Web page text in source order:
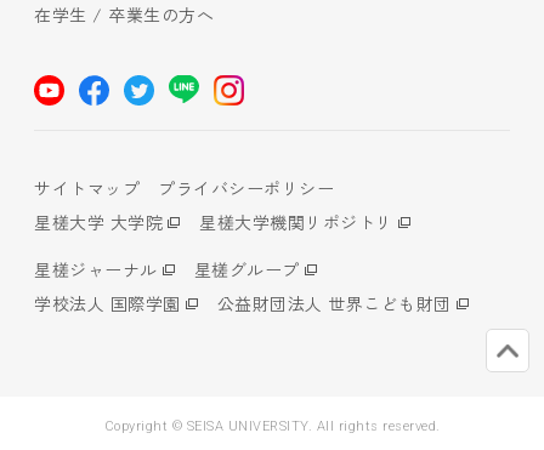
在学生 / 卒業生の方へ
サイトマップ
プライバシーポリシー
星槎大学 大学院
星槎大学機関リポジトリ
星槎ジャーナル
星槎グループ
学校法人 国際学園
公益財団法人 世界こども財団
Copyright © SEISA UNIVERSITY. All rights reserved.